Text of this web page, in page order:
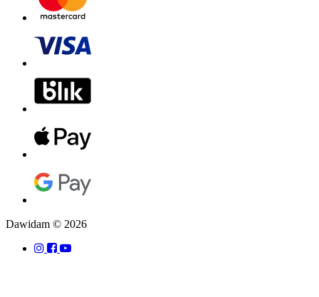
Dawidam © 2026